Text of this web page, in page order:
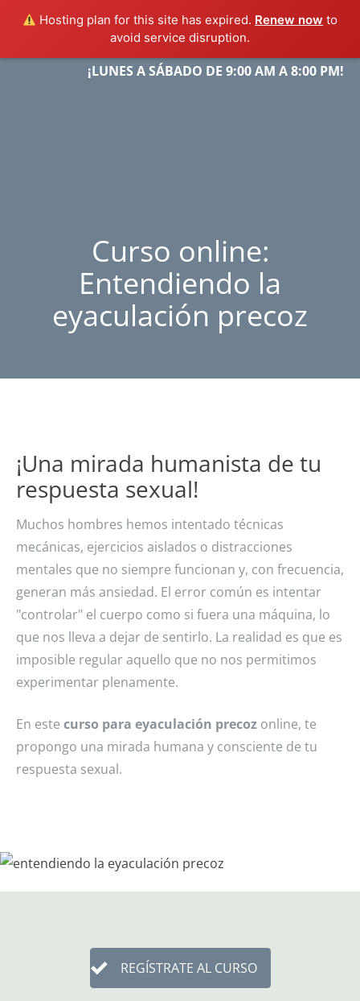
Hosting plan for this site has expired. Renew now to
avoid service disruption.
¡LUNES A SÁBADO DE 9:00 AM A 8:00 PM!
Menu
Curso online:
Entendiendo la
eyaculación precoz
¡Una mirada humanista de tu
respuesta sexual!
Muchos hombres hemos intentado técnicas
mecánicas, ejercicios aislados o distracciones
mentales que no siempre funcionan y, con frecuencia,
generan más ansiedad. El error común es intentar
"controlar" el cuerpo como si fuera una máquina, lo
que nos lleva a dejar de sentirlo. La realidad es que es
imposible regular aquello que no nos permitimos
experimentar plenamente.
En este curso para eyaculación precoz online, te
propongo una mirada humana y consciente de tu
respuesta sexual.
REGÍSTRATE AL CURSO